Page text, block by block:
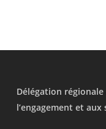
Délégation régionale
l’engagement et aux